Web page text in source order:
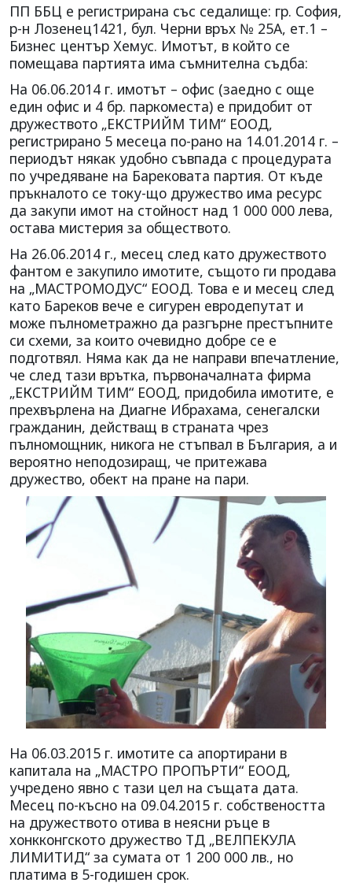
ПП ББЦ е регистрирана със седалище: гр. София,
р-н Лозенец1421, бул. Черни връх № 25А, ет.1 –
Бизнес център Хемус. Имотът, в който се
помещава партията има съмнителна съдба:
На 06.06.2014 г. имотът – офис (заедно с още
един офис и 4 бр. паркоместа) е придобит от
дружеството „ЕКСТРИЙМ ТИМ“ ЕООД,
регистрирано 5 месеца по-рано на 14.01.2014 г. –
периодът някак удобно съвпада с процедурата
по учредяване на Барековата партия. От къде
пръкналото се току-що дружество има ресурс
да закупи имот на стойност над 1 000 000 лева,
остава мистерия за обществото.
На 26.06.2014 г., месец след като дружеството
фантом е закупило имотите, същото ги продава
на „МАСТРОМОДУС“ ЕООД. Това е и месец след
като Бареков вече е сигурен евродепутат и
може пълнометражно да разгърне престъпните
си схеми, за които очевидно добре се е
подготвял. Няма как да не направи впечатление,
че след тази врътка, първоначалната фирма
„ЕКСТРИЙМ ТИМ“ ЕООД, придобила имотите, е
прехвърлена на Диагне Ибрахама, сенегалски
гражданин, действащ в страната чрез
пълномощник, никога не стъпвал в България, а и
вероятно неподозиращ, че притежава
дружество, обект на пране на пари.
На 06.03.2015 г. имотите са апортирани в
капитала на „МАСТРО ПРОПЪРТИ“ ЕООД,
учредено явно с тази цел на същата дата.
Месец по-късно на 09.04.2015 г. собствеността
на дружеството отива в неясни ръце в
хонкконгското дружество ТД „ВЕЛПЕКУЛА
ЛИМИТИД“ за сумата от 1 200 000 лв., но
платима в 5-годишен срок.